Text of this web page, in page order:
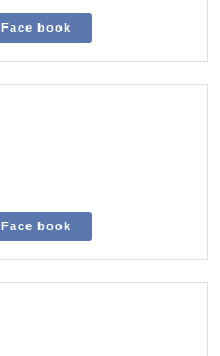
Face book
Face book